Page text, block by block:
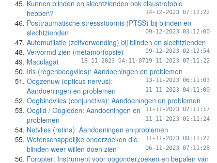
Kunnen blinden en slechtzienden ook claustrofobie
hebben?
14-12-2023 07:12:22
Posttraumatische stressstoornis (PTSS) bij blinden en
slechtzienden
09-12-2023 03:12:00
Automutilatie (zelfverwonding) bij blinden en slechtzienden
09-12-2023 02:12:54
Vervormd zien (metamorfopsie)
19-11-2023 07:11:22
Maculagat 18-11-2023 04:11:07
Iris (regenboogvlies): Aandoeningen en problemen
13-11-2023 06:11:03
Oogzenuw (opticus nervus):
Aandoeningen en problemen
11-11-2023 04:11:00
Oogbindvlies (conjunctiva): Aandoeningen en problemen
11-11-2023 02:11:17
Ooglid / Oogleden: Aandoeningen en
problemen
11-11-2023 01:11:24
Netvlies (retina): Aandoeningen en problemen
11-11-2023 08:11:22
Wetenschappelijke onderzoeken die
blinden weer willen doen zien
06-11-2023 07:11:28
Foropter: Instrument voor oogonderzoeken en bepalen van